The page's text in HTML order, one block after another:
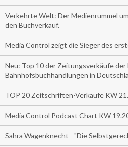
Verkehrte Welt: Der Medienrummel
den Buchverkauf.
Media Control zeigt die Sieger des
Neu: Top 10 der Zeitungsverkäufe
Bahnhofsbuchhandlungen in
TOP 20 Zeitschriften-Verkäufe KW
Media Control Podcast Chart KW
Sahra Wagenknecht - "Die